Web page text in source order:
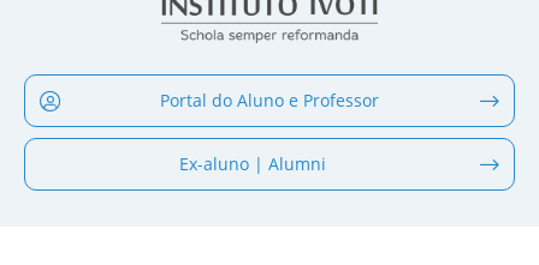
Portal do Aluno e Professor
Ex-aluno | Alumni